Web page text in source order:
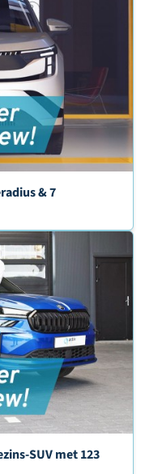
& 7
SUV met 123